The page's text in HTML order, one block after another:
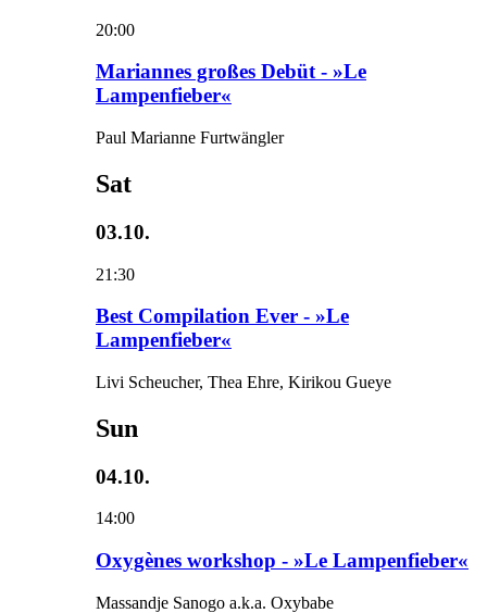
20:00
Mariannes großes Debüt - »Le
Lampenfieber«
Paul Marianne Furtwängler
Sat
03.10.
21:30
Best Compilation Ever - »Le
Lampenfieber«
Livi Scheucher, Thea Ehre, Kirikou Gueye
Sun
04.10.
14:00
Oxygènes workshop - »Le Lampenfieber«
Massandje Sanogo a.k.a. Oxybabe